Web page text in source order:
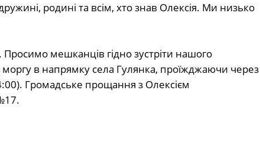
родині та всім, хто знав Олексія. Ми низько
мешканців гідно зустріти нашого
в напрямку села Гулянка, проїжджаючи через
Громадське прощання з Олексієм